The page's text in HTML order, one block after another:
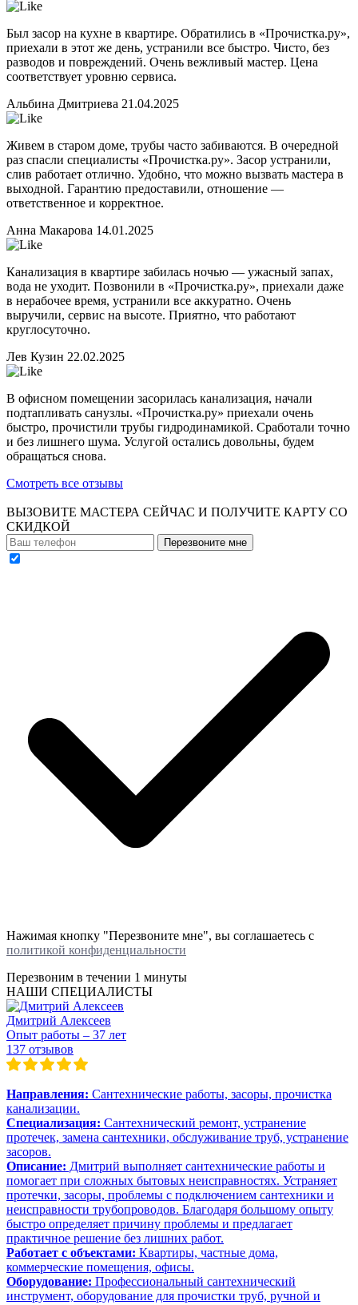
Был засор на кухне в квартире. Обратились в «Прочистка.ру»,
приехали в этот же день, устранили все быстро. Чисто, без
разводов и повреждений. Очень вежливый мастер. Цена
соответствует уровню сервиса.
Альбина Дмитриева 21.04.2025
Живем в старом доме, трубы часто забиваются. В очередной
раз спасли специалисты «Прочистка.ру». Засор устранили,
слив работает отлично. Удобно, что можно вызвать мастера в
выходной. Гарантию предоставили, отношение —
ответственное и корректное.
Анна Макарова 14.01.2025
Канализация в квартире забилась ночью — ужасный запах,
вода не уходит. Позвонили в «Прочистка.ру», приехали даже
в нерабочее время, устранили все аккуратно. Очень
выручили, сервис на высоте. Приятно, что работают
круглосуточно.
Лев Кузин 22.02.2025
В офисном помещении засорилась канализация, начали
подтапливать санузлы. «Прочистка.ру» приехали очень
быстро, прочистили трубы гидродинамикой. Сработали точно
и без лишнего шума. Услугой остались довольны, будем
обращаться снова.
Смотреть все отзывы
ВЫЗОВИТЕ МАСТЕРА СЕЙЧАС И ПОЛУЧИТЕ КАРТУ СО
СКИДКОЙ
Перезвоните мне
Нажимая кнопку "Перезвоните мне", вы соглашаетесь с
политикой конфиденциальности
Перезвоним в течении 1 минуты
НАШИ СПЕЦИАЛИСТЫ
Дмитрий Алексеев
Опыт работы – 37 лет
137 отзывов
Направления: Сантехнические работы, засоры, прочистка
канализации.
Специализация: Сантехнический ремонт, устранение
протечек, замена сантехники, обслуживание труб, устранение
засоров.
Описание: Дмитрий выполняет сантехнические работы и
помогает при сложных бытовых неисправностях. Устраняет
протечки, засоры, проблемы с подключением сантехники и
неисправности трубопроводов. Благодаря большому опыту
быстро определяет причину проблемы и предлагает
практичное решение без лишних работ.
Работает с объектами: Квартиры, частные дома,
коммерческие помещения, офисы.
Оборудование: Профессиональный сантехнический
инструмент, оборудование для прочистки труб, ручной и